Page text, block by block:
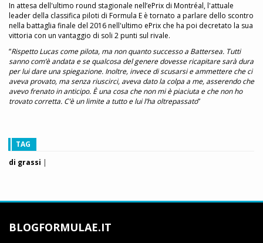
In attesa dell'ultimo round stagionale nell’ePrix di Montréal, l'attuale
leader della classifica piloti di Formula E è tornato a parlare dello scontro
nella battaglia finale del 2016 nell'ultimo ePrix che ha poi decretato la sua
vittoria con un vantaggio di soli 2 punti sul rivale.
“Rispetto Lucas come pilota, ma non quanto successo a Battersea. Tutti
sanno com’è andata e se qualcosa del genere dovesse ricapitare sarà dura
per lui dare una spiegazione. Inoltre, invece di scusarsi e ammettere che ci
aveva provato, ma senza riuscirci, aveva dato la colpa a me, asserendo che
avevo frenato in anticipo. È una cosa che non mi è piaciuta e che non ho
trovato corretta. C’è un limite a tutto e lui l’ha oltrepassato”
TAG
di grassi |
BLOGFORMULAE.IT